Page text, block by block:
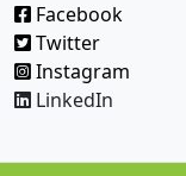
Facebook
Twitter
Instagram
LinkedIn